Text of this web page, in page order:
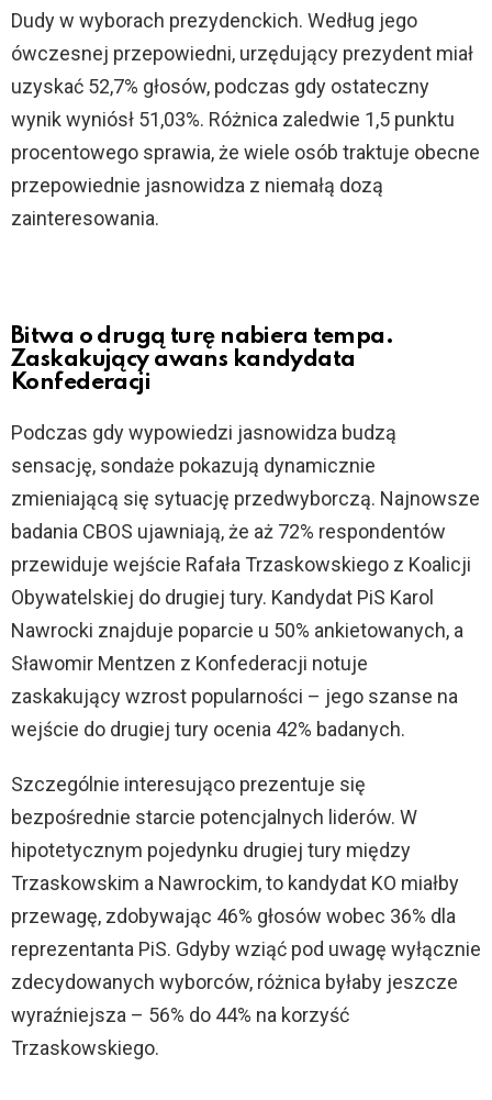
Dudy w wyborach prezydenckich. Według jego
ówczesnej przepowiedni, urzędujący prezydent miał
uzyskać 52,7% głosów, podczas gdy ostateczny
wynik wyniósł 51,03%. Różnica zaledwie 1,5 punktu
procentowego sprawia, że wiele osób traktuje obecne
przepowiednie jasnowidza z niemałą dozą
zainteresowania.
Bitwa o drugą turę nabiera tempa.
Zaskakujący awans kandydata
Konfederacji
Podczas gdy wypowiedzi jasnowidza budzą
sensację, sondaże pokazują dynamicznie
zmieniającą się sytuację przedwyborczą. Najnowsze
badania CBOS ujawniają, że aż 72% respondentów
przewiduje wejście Rafała Trzaskowskiego z Koalicji
Obywatelskiej do drugiej tury. Kandydat PiS Karol
Nawrocki znajduje poparcie u 50% ankietowanych, a
Sławomir Mentzen z Konfederacji notuje
zaskakujący wzrost popularności – jego szanse na
wejście do drugiej tury ocenia 42% badanych.
Szczególnie interesująco prezentuje się
bezpośrednie starcie potencjalnych liderów. W
hipotetycznym pojedynku drugiej tury między
Trzaskowskim a Nawrockim, to kandydat KO miałby
przewagę, zdobywając 46% głosów wobec 36% dla
reprezentanta PiS. Gdyby wziąć pod uwagę wyłącznie
zdecydowanych wyborców, różnica byłaby jeszcze
wyraźniejsza – 56% do 44% na korzyść
Trzaskowskiego.